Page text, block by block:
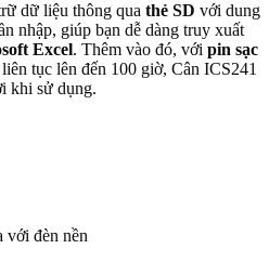
dữ liệu thông qua thẻ SD với dung
nhập, giúp bạn dễ dàng truy xuất
Excel. Thêm vào đó, với pin sạc
tục lên đến 100 giờ, Cân ICS241
khi sử dụng.
với đèn nền